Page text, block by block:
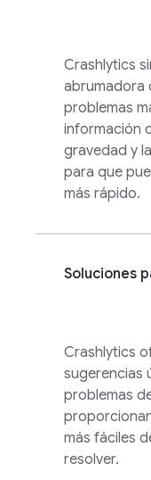
Crashlytics
abrumadora
problemas
información
gravedad y
para que
más rápido.
Soluciones
Crashlytics
sugerencias
problemas
más fáciles
resolver.